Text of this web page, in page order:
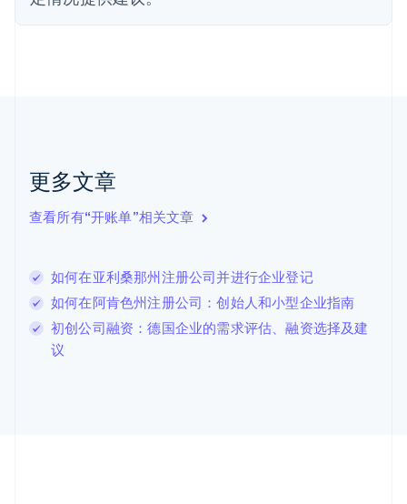
更多文章
查看所有“开账单”相关文章
如何在亚利桑那州注册公司并进行企业登记
如何在阿肯色州注册公司：创始人和小型企业指南
初创公司融资：德国企业的需求评估、融资选择及建
议
芬兰
EnglishSvenska
English Italiano
拉脱维亚
立陶宛
DeutschEnglish
卢森堡
Français Deutsch English
罗马尼亚
English